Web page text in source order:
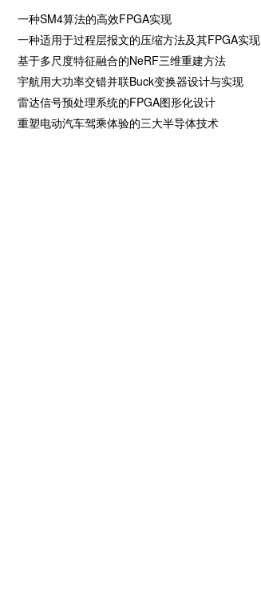
一种SM4算法的高效FPGA实现
一种适用于过程层报文的压缩方法及其FPGA实现
基于多尺度特征融合的NeRF三维重建方法
宇航用大功率交错并联Buck变换器设计与实现
雷达信号预处理系统的FPGA图形化设计
重塑电动汽车驾乘体验的三大半导体技术